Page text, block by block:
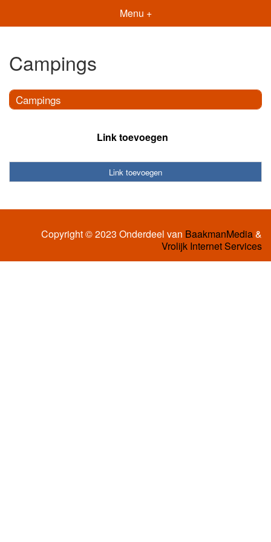
Menu +
Campings
Campings
Link toevoegen
Link toevoegen
Copyright © 2023 Onderdeel van BaakmanMedia&
Vrolijk Internet Services